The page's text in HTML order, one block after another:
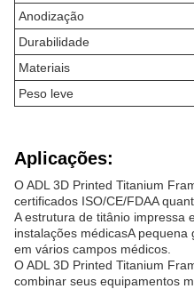
Anodização
Durabilidade
Materiais
Peso leve
Aplicações:
O ADL 3D Printed Titanium
certificados ISO/CE/FDAA
A estrutura de titânio impressa
instalações médicasA
em vários campos médicos.
O ADL 3D Printed Titanium
combinar seus equipamentos